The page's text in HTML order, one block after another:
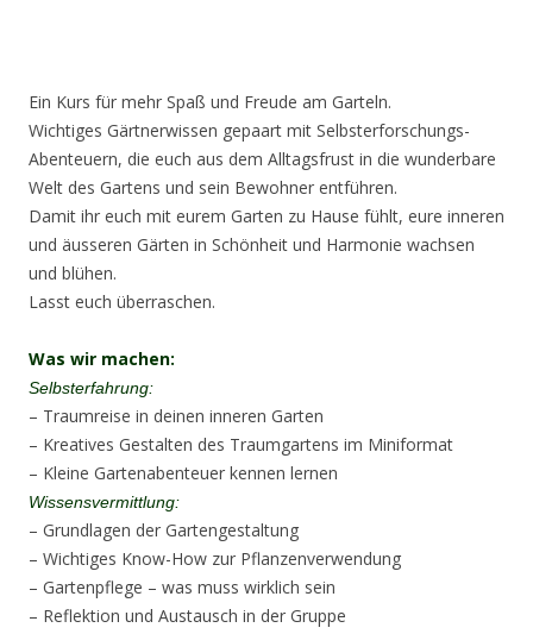
Ein Kurs für mehr Spaß und Freude am Garteln.
Wichtiges Gärtnerwissen gepaart mit Selbsterforschungs-
Abenteuern, die euch aus dem Alltagsfrust in die wunderbare
Welt des Gartens und sein Bewohner entführen.
Damit ihr euch mit eurem Garten zu Hause fühlt, eure inneren
und äusseren Gärten in Schönheit und Harmonie wachsen
und blühen.
Lasst euch überraschen.
Was wir machen:
Selbsterfahrung:
– Traumreise in deinen inneren Garten
– Kreatives Gestalten des Traumgartens im Miniformat
– Kleine Gartenabenteuer kennen lernen
Wissensvermittlung:
– Grundlagen der Gartengestaltung
– Wichtiges Know-How zur Pflanzenverwendung
– Gartenpflege – was muss wirklich sein
– Reflektion und Austausch in der Gruppe